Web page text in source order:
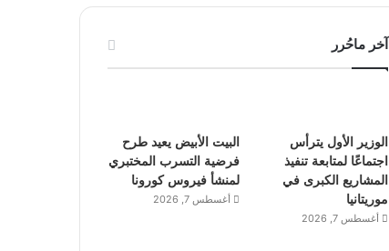
آخر ماحُرر
الوزير الأول يترأس
اجتماعًا لمتابعة تنفيذ
المشاريع الكبرى في
موريتانيا
أغسطس 7, 2026
البيت الأبيض يعيد طرح
فرضية التسرب المختبري
لمنشأ فيروس كورونا
أغسطس 7, 2026